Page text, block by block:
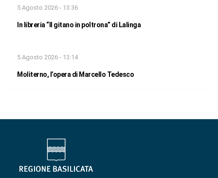
5 Agosto 2026 - 13:36
In libreria “Il gitano in poltrona” di Lalinga
5 Agosto 2026 - 13:14
Moliterno, l’opera di Marcello Tedesco